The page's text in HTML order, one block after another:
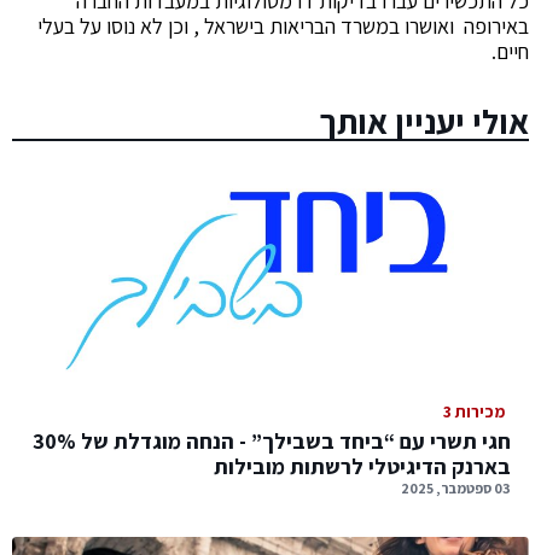
באירופה ואושרו במשרד הבריאות בישראל , וכן לא נוסו על בעלי
חיים.
אולי יעניין אותך
מכירות 3
חגי תשרי עם “ביחד בשבילך” - הנחה מוגדלת של 30%
בארנק הדיגיטלי לרשתות מובילות
03 ספטמבר, 2025